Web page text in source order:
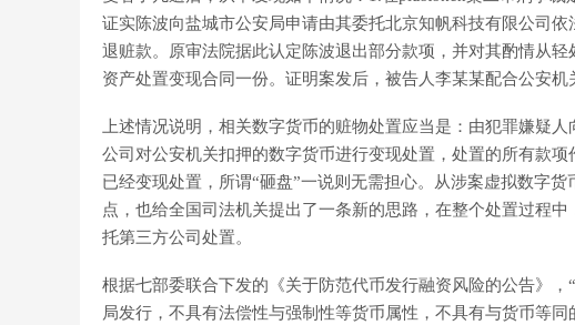
证实陈波向盐城市公安局申请由其委托北京知帆科技有限公司
退赃款。原审法院据此认定陈波退出部分款项，并对其酌情从
资产处置变现合同一份。证明案发后，被告人李某某配合公安机
上述情况说明，相关数字货币的赃物处置应当是：由犯罪嫌疑
公司对公安机关扣押的数字货币进行变现处置，处置的所有款
已经变现处置，所谓“砸盘”一说则无需担心。从涉案虚拟数字
点，也给全国司法机关提出了一条新的思路，在整个处置过程
托第三方公司处置。
根据七部委联合下发的《关于防范代币发行融资风险的公告》
局发行，不具有法偿性与强制性等货币属性，不具有与货币等